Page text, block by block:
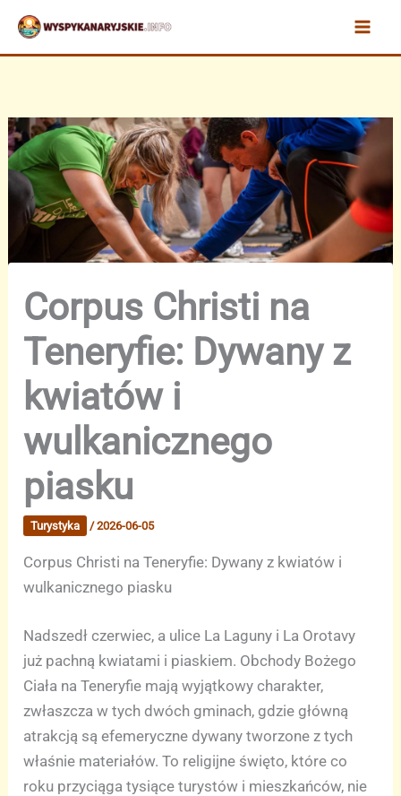
Przejdź
treści
Corpus Christi na
Teneryfie: Dywany z
kwiatów i
wulkanicznego
piasku
Turystyka /2026-06-05
Corpus Christi na Teneryfie: Dywany z kwiatów i
wulkanicznego piasku
Nadszedł czerwiec, a ulice La Laguny i La Orotavy
już pachną kwiatami i piaskiem. Obchody Bożego
Ciała na Teneryfie mają wyjątkowy charakter,
zwłaszcza w tych dwóch gminach, gdzie główną
atrakcją są efemeryczne dywany tworzone z tych
właśnie materiałów. To religijne święto, które co
roku przyciąga tysiące turystów i mieszkańców, nie